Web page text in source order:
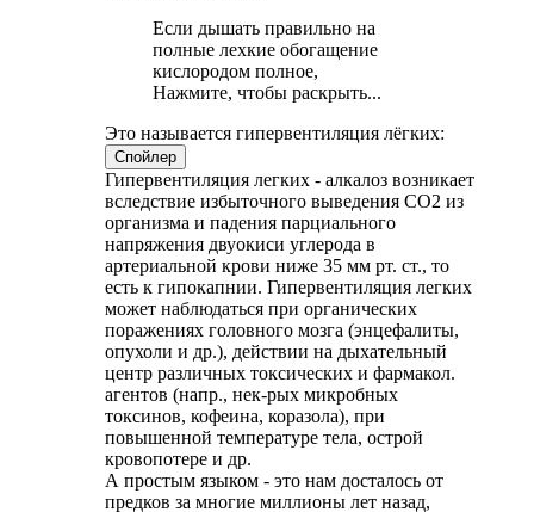
Если дышать правильно на
полные лехкие обогащение
кислородом полное,
Нажмите, чтобы раскрыть...
Это называется гипервентиляция лёгких:
Спойлер
Гипервентиляция легких - алкалоз возникает
вследствие избыточного выведения СО2 из
организма и падения парциального
напряжения двуокиси углерода в
артериальной крови ниже 35 мм рт. ст., то
есть к гипокапнии. Гипервентиляция легких
может наблюдаться при органических
поражениях головного мозга (энцефалиты,
опухоли и др.), действии на дыхательный
центр различных токсических и фармакол.
агентов (напр., нек-рых микробных
токсинов, кофеина, коразола), при
повышенной температуре тела, острой
кровопотере и др.
А простым языком - это нам досталось от
предков за многие миллионы лет назад,